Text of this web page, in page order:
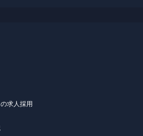
求人採用